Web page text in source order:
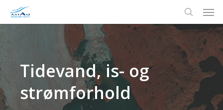
main
content
search
Tidevand, is- og
strømforhold